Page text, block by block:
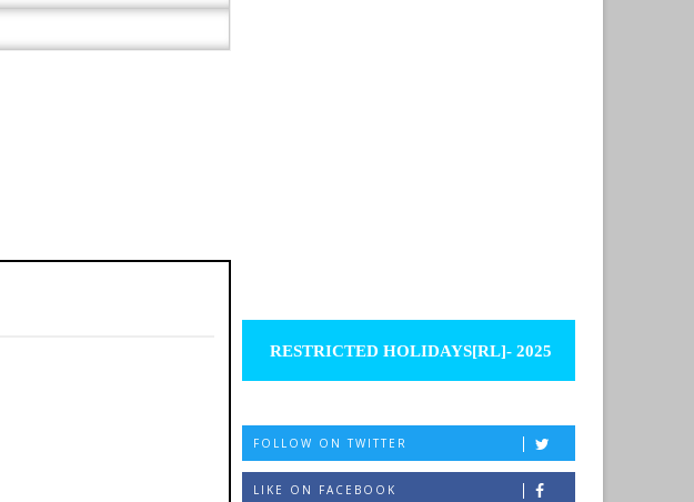
RESTRICTED HOLIDAYS[RL]- 2025
FOLLOW ON TWITTER
LIKE ON FACEBOOK